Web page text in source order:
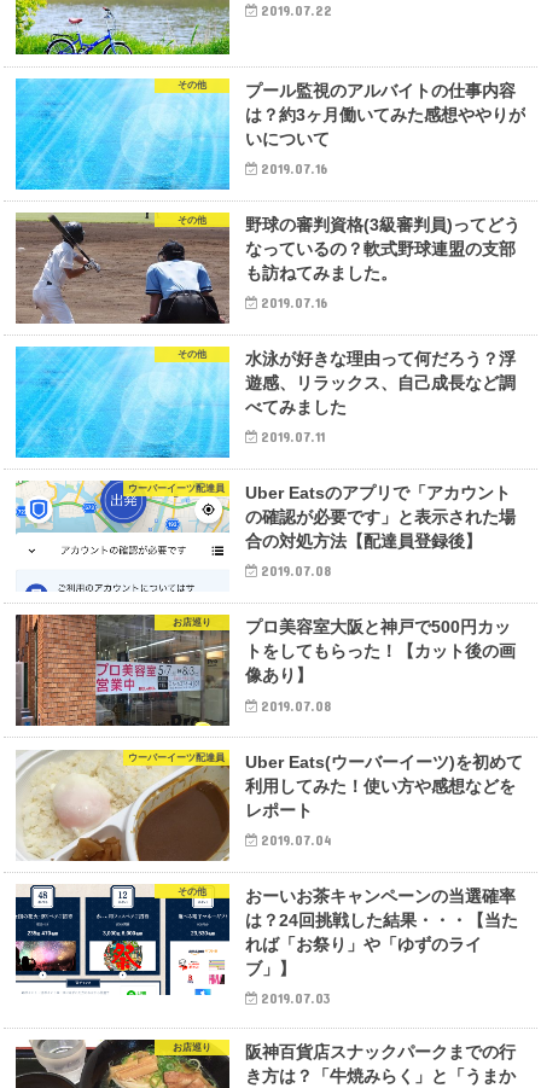
2019.07.22
その他
プール監視のアルバイトの仕事内容
は？約3ヶ月働いてみた感想ややりが
いについて
2019.07.16
その他
野球の審判資格(3級審判員)ってどう
なっているの？軟式野球連盟の支部
も訪ねてみました。
2019.07.16
その他
水泳が好きな理由って何だろう？浮
遊感、リラックス、自己成長など調
べてみました
2019.07.11
ウーバーイーツ配達員
Uber Eatsのアプリで「アカウント
の確認が必要です」と表示された場
合の対処方法【配達員登録後】
2019.07.08
お店巡り
プロ美容室大阪と神戸で500円カッ
トをしてもらった！【カット後の画
像あり】
2019.07.08
ウーバーイーツ配達員
Uber Eats(ウーバーイーツ)を初めて
利用してみた！使い方や感想などを
レポート
2019.07.04
その他
おーいお茶キャンペーンの当選確率
は？24回挑戦した結果・・・【当た
れば「お祭り」や「ゆずのライ
ブ」】
2019.07.03
お店巡り
阪神百貨店スナックパークまでの行
き方は？「牛焼みらく」と「うまか